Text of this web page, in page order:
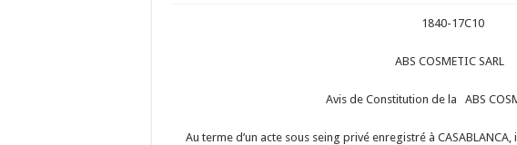
1840-17C10
ABS COSMETIC SARL
Avis de Constitution de la ABS
Au terme d’un acte sous seing privé enregistré à